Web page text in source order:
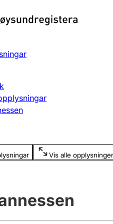
slette
Vis alle opplysninger
skjult